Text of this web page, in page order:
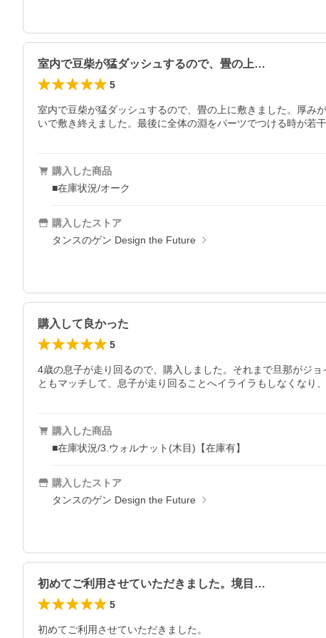
室内で豆柴が猛ダッシュするので、畳の上…
5
室内で豆柴が猛ダッシュするので、畳の上に敷きました。厚み
いで敷き終えました。最後に全体の淵をパーツでつける時が
購入した商品
■在庫状況/オーク
購入したストア
タンスのゲン Design the Future
購入して良かった
5
4歳の息子が走り回るので、購入しました。それまで旦那がジ
ともマッチして、息子が走り回ることへイライラもしなくなり
購入した商品
■在庫状況/3.ウォルナット(木目)【在庫有】
購入したストア
タンスのゲン Design the Future
初めてご利用させていただきました。境目…
5
初めてご利用させていただきました。